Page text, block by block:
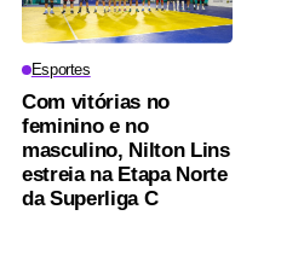
Esportes
Com vitórias no
feminino e no
masculino, Nilton Lins
estreia na Etapa Norte
da Superliga C